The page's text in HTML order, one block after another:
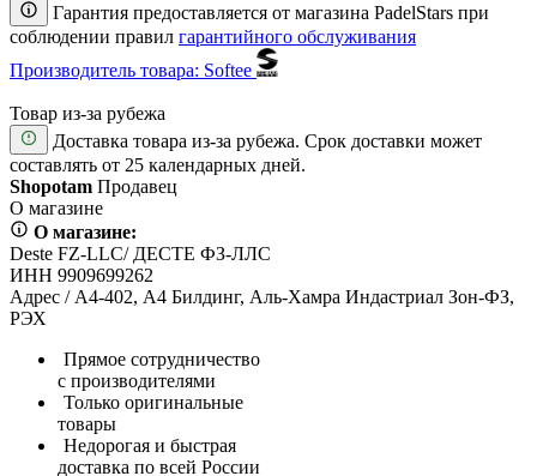
Гарантия предоставляется от магазина PadelStars при
соблюдении правил гарантийного обслуживания
Производитель товара: Softee
Товар из-за рубежа
Доставка товара из-за рубежа. Срок доставки может
составлять от 25 календарных дней.
Shopotam Продавец
О магазине
О магазине:
Deste FZ-LLC/ ДЕСТЕ ФЗ-ЛЛС
ИНН 9909699262
Адрес / А4-402, А4 Билдинг, Аль-Хамра Индастриал Зон-ФЗ,
РЭХ
Прямое сотрудничество
с производителями
Только оригинальные
товары
Недорогая и быстрая
доставка по всей России